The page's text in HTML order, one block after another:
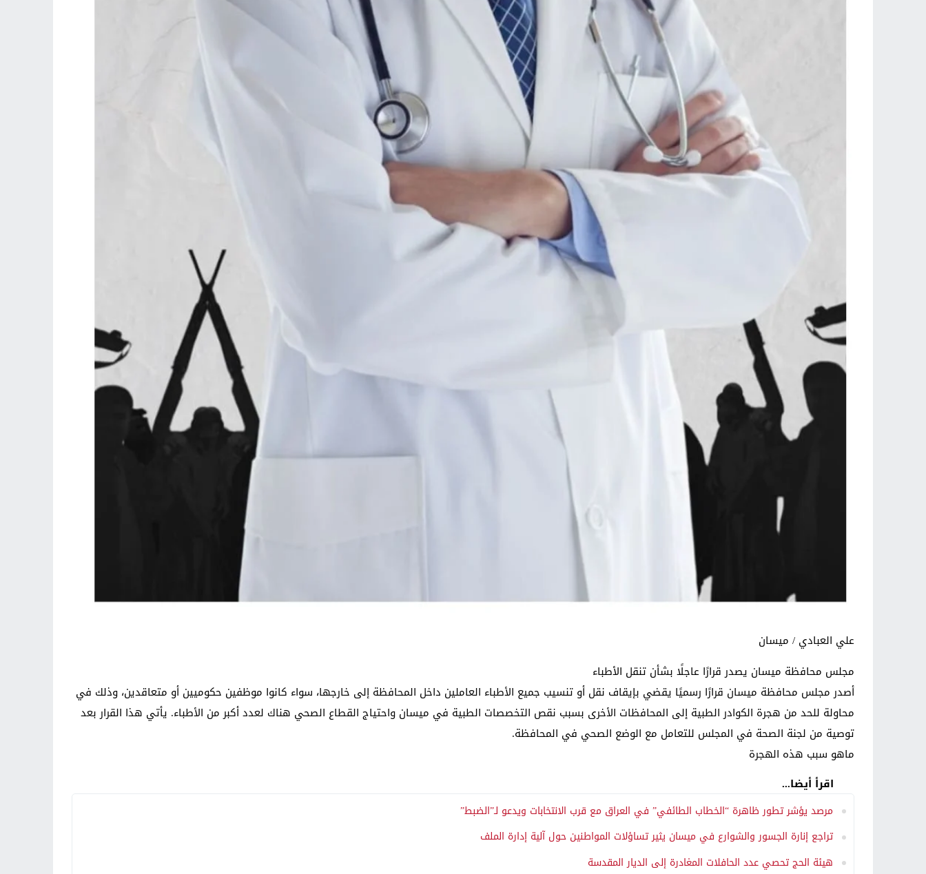
علي العبادي / ميسان
مجلس محافظة ميسان يصدر قرارًا عاجلًا بشأن تنقل الأطباء
أصدر مجلس محافظة ميسان قرارًا رسميًا يقضي بإيقاف نقل أو تنسيب جميع الأطباء العاملين داخل المحافظة إلى خارجها، سواء كانوا موظفين حكوميين أو متعاقدين، وذلك في
محاولة للحد من هجرة الكوادر الطبية إلى المحافظات الأخرى بسبب نقص التخصصات الطبية في ميسان واحتياج القطاع الصحي هناك لعدد أكبر من الأطباء. يأتي هذا القرار بعد
توصية من لجنة الصحة في المجلس للتعامل مع الوضع الصحي في المحافظة.
ماهو سبب هذه الهجرة
اقرأ أيضا...
مرصد يؤشر تطور ظاهرة “الخطاب الطائفي” في العراق مع قرب الانتخابات ويدعو لـ”الضبط”
تراجع إنارة الجسور والشوارع في ميسان يثير تساؤلات المواطنين حول آلية إدارة الملف
هيئة الحج تحصي عدد الحافلات المغادرة إلى الديار المقدسة